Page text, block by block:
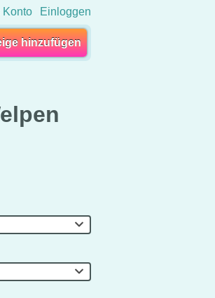
Konto Einloggen
hinzufügen